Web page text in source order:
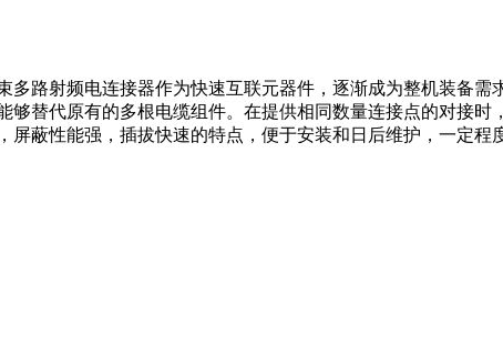
路射频电连接器作为快速互联元器件，逐渐成为整机装备
替代原有的多根电缆组件。在提供相同数量连接点的对接
蔽性能强，插拔快速的特点，便于安装和日后维护，一定程